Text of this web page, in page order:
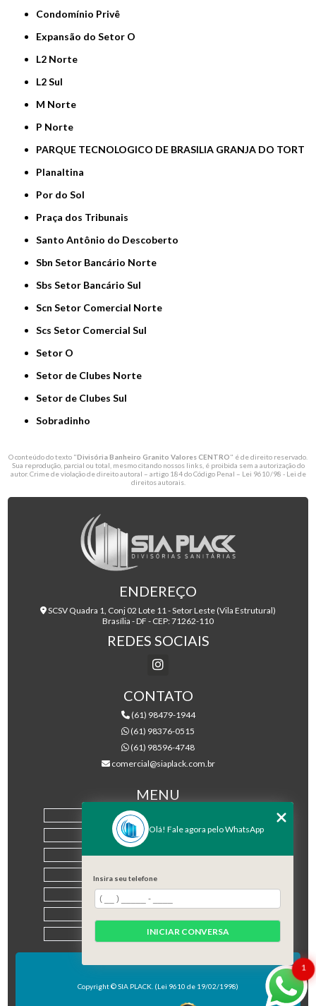
Condomínio Privê
Expansão do Setor O
L2 Norte
L2 Sul
M Norte
P Norte
PARQUE TECNOLOGICO DE BRASILIA GRANJA DO TORT
Planaltina
Por do Sol
Praça dos Tribunais
Santo Antônio do Descoberto
Sbn Setor Bancário Norte
Sbs Setor Bancário Sul
Scn Setor Comercial Norte
Scs Setor Comercial Sul
Setor O
Setor de Clubes Norte
Setor de Clubes Sul
Sobradinho
O conteúdo do texto "Divisória Banheiro Granito Valores CENTRO" é de direito reservado.
Sua reprodução, parcial ou total, mesmo citando nossos links, é proibida sem a autorização do
autor. Crime de violação de direito autoral – artigo 184 do Código Penal – Lei 9610/98 - Lei de
direitos autorais.
ENDEREÇO
SCSV Quadra 1, Conj 02 Lote 11 - Setor Leste (Vila Estrutural)
Brasília - DF - CEP: 71262-110
REDES SOCIAIS
CONTATO
(61) 98479-1944
(61) 98376-0515
(61) 98596-4748
comercial@siaplack.com.br
MENU
EMPRESA
PRODUTOS
MAPA DO SITE
Copyright © SIA PLACK. (Lei 9610 de 19/02/1998)
1
Olá! Fale agora pelo WhatsApp
Insira seu telefone
INICIAR CONVERSA